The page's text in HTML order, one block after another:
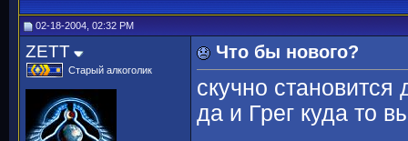
02-18-2004, 02:32 PM
ZETT
Старый алкоголик
Что бы нового?
скучно становится
да и Грег куда то